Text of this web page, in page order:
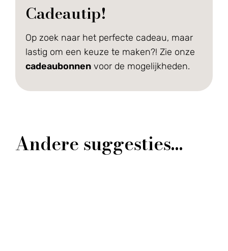
Cadeautip!
Op zoek naar het perfecte cadeau, maar
lastig om een keuze te maken?! Zie onze
cadeaubonnen voor de mogelijkheden.
Andere suggesties…